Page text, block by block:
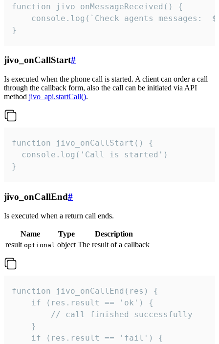
function jivo_onMessageReceived() {
}
jivo_onCallStart#
Is executed when the phone call is started. A client can order a call
through the callback form, also the call can be initiated via API
method jivo_api.startCall().
function jivo_onCallStart() {
  console.log('Call is started')
}
jivo_onCallEnd#
Is executed when a return call ends.
Name Type
Description
result optional object The result of a callback
function jivo_onCallEnd(res) {
    if (res.result == 'ok') {
        // call finished successfully
    }
    if (res.result == 'fail') {